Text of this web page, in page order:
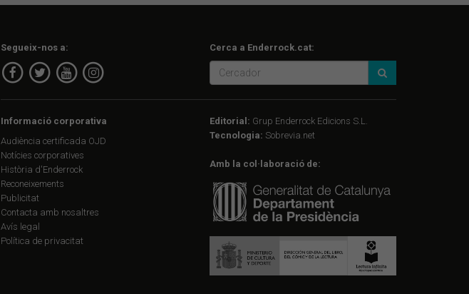
Segueix-nos a: Cerca a Enderrock.cat:
Informació corporativa
Audiència certificada OJD
Notícies corporatives
Història d'Enderrock
Reconeixements
Publicitat
Contacta amb nosaltres
Avís legal
Política de privacitat
Editorial: Grup Enderrock Edicions S.L.
Tecnologia: Sobrevia.net
Amb la col·laboració de: